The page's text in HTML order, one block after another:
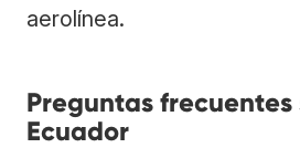
aerolínea.
Preguntas frecuentes
Ecuador